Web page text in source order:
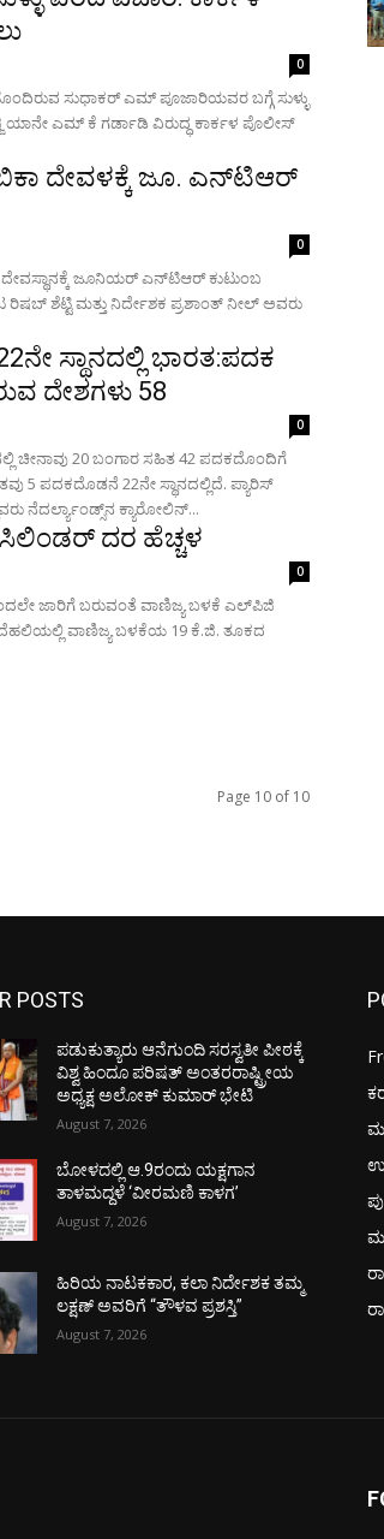
0
ಸುಧಾಕರ್ ಎಮ್ ಪೂಜಾರಿಯವರ ಬಗ್ಗೆ ಸುಳ್ಳು
ಯಾನೇ ಎಮ್ ಕೆ ಗರ್ಡಾಡಿ ವಿರುದ್ಧ ಕಾರ್ಕಳ ಪೊಲೀಸ್
ದೇವಳಕ್ಕೆ ಜೂ. ಎನ್‌ಟಿಆರ್
0
ದೇವಸ್ಥಾನಕ್ಕೆ ಜೂನಿಯರ್ ಎನ್‌ಟಿಆರ್ ಕುಟುಂಬ
ಶೆಟ್ಟಿ ಮತ್ತು ನಿರ್ದೇಶಕ ಪ್ರಶಾಂತ್ ನೀಲ್ ಅವರು
ಸ್ಥಾನದಲ್ಲಿ ಭಾರತ:ಪದಕ
ದೇಶಗಳು 58
0
ಚೀನಾವು 20 ಬಂಗಾರ ಸಹಿತ 42 ಪದಕದೊಂದಿಗೆ
ಪದಕದೊಡನೆ 22ನೇ ಸ್ಥಾನದಲ್ಲಿದೆ. ಪ್ಯಾರಿಸ್
ನೆದರ್ಲ್ಯಾಂಡ್ಸ್‌ನ ಕ್ಯಾರೋಲಿನ್...
ದರ ಹೆಚ್ಚಳ
0
ಜಾರಿಗೆ ಬರುವಂತೆ ವಾಣಿಜ್ಯ ಬಳಕೆ ಎಲ್‌ಪಿಜಿ
Page 10 of 10
POSTS
ಪಡುಕುತ್ಯಾರು ಆನೆಗುಂದಿ ಸರಸ್ವತೀ ಪೀಠಕ್ಕೆ
ವಿಶ್ವ ಹಿಂದೂ ಪರಿಷತ್ ಅಂತರರಾಷ್ಟ್ರೀಯ
ಅಧ್ಯಕ್ಷ ಅಲೋಕ್ ಕುಮಾರ್ ಭೇಟಿ
August 7, 2026
ಬೋಳದಲ್ಲಿ ಆ.9ರಂದು ಯಕ್ಷಗಾನ
ತಾಳಮದ್ದಳೆ ‘ವೀರಮಣಿ ಕಾಳಗ’
August 7, 2026
ಹಿರಿಯ ನಾಟಕಕಾರ, ಕಲಾ ನಿರ್ದೇಶಕ ತಮ್ಮ
ಲಕ್ಷಣ್ ಅವರಿಗೆ “ತೌಳವ ಪ್ರಶಸ್ತಿ”
August 7, 2026